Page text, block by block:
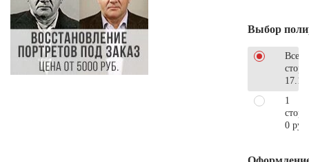
Выбор
Все
1
0 руб.